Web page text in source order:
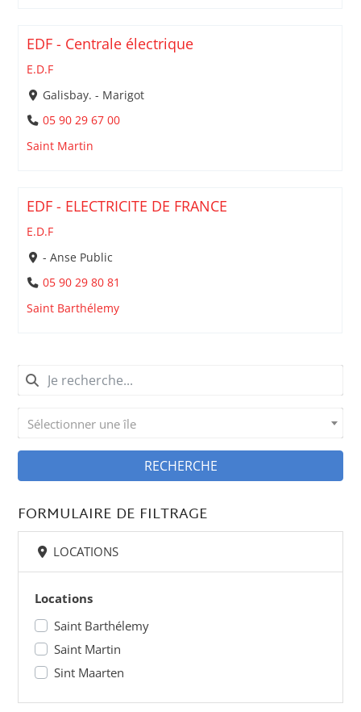
EDF - Centrale électrique
E.D.F
Galisbay. - Marigot
05 90 29 67 00
Saint Martin
EDF - ELECTRICITE DE FRANCE
E.D.F
- Anse Public
05 90 29 80 81
Saint Barthélemy
Sélectionner une île
RECHERCHE
FORMULAIRE DE FILTRAGE
LOCATIONS
Locations
Saint Barthélemy
Saint Martin
Sint Maarten